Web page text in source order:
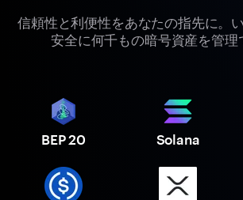
信頼性と利便性をあなたの指先に。
安全に何千もの暗号資産を管理
BEP 20 Solana